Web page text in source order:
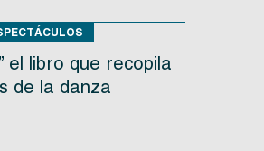
el libro que recopila
de la danza